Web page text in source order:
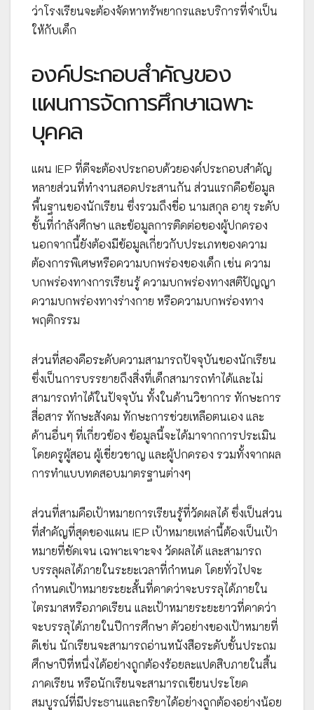
ว่าโรงเรียนจะต้องจัดหาทรัพยากรและบริการที่จำเป็น
ให้กับเด็ก
องค์ประกอบสำคัญของ
แผนการจัดการศึกษาเฉพาะ
บุคคล
แผน IEP ที่ดีจะต้องประกอบด้วยองค์ประกอบสำคัญ
หลายส่วนที่ทำงานสอดประสานกัน ส่วนแรกคือข้อมูล
พื้นฐานของนักเรียน ซึ่งรวมถึงชื่อ นามสกุล อายุ ระดับ
ชั้นที่กำลังศึกษา และข้อมูลการติดต่อของผู้ปกครอง
นอกจากนี้ยังต้องมีข้อมูลเกี่ยวกับประเภทของความ
ต้องการพิเศษหรือความบกพร่องของเด็ก เช่น ความ
บกพร่องทางการเรียนรู้ ความบกพร่องทางสติปัญญา
ความบกพร่องทางร่างกาย หรือความบกพร่องทาง
พฤติกรรม
ส่วนที่สองคือระดับความสามารถปัจจุบันของนักเรียน
ซึ่งเป็นการบรรยายถึงสิ่งที่เด็กสามารถทำได้และไม่
สามารถทำได้ในปัจจุบัน ทั้งในด้านวิชาการ ทักษะการ
สื่อสาร ทักษะสังคม ทักษะการช่วยเหลือตนเอง และ
ด้านอื่นๆ ที่เกี่ยวข้อง ข้อมูลนี้จะได้มาจากการประเมิน
โดยครูผู้สอน ผู้เชี่ยวชาญ และผู้ปกครอง รวมทั้งจากผล
การทำแบบทดสอบมาตรฐานต่างๆ
ส่วนที่สามคือเป้าหมายการเรียนรู้ที่วัดผลได้ ซึ่งเป็นส่วน
ที่สำคัญที่สุดของแผน IEP เป้าหมายเหล่านี้ต้องเป็นเป้า
หมายที่ชัดเจน เฉพาะเจาะจง วัดผลได้ และสามารถ
บรรลุผลได้ภายในระยะเวลาที่กำหนด โดยทั่วไปจะ
กำหนดเป้าหมายระยะสั้นที่คาดว่าจะบรรลุได้ภายใน
ไตรมาสหรือภาคเรียน และเป้าหมายระยะยาวที่คาดว่า
จะบรรลุได้ภายในปีการศึกษา ตัวอย่างของเป้าหมายที่
ดีเช่น นักเรียนจะสามารถอ่านหนังสือระดับชั้นประถม
ศึกษาปีที่หนึ่งได้อย่างถูกต้องร้อยละแปดสิบภายในสิ้น
ภาคเรียน หรือนักเรียนจะสามารถเขียนประโยค
สมบูรณ์ที่มีประธานและกริยาได้อย่างถูกต้องอย่างน้อย